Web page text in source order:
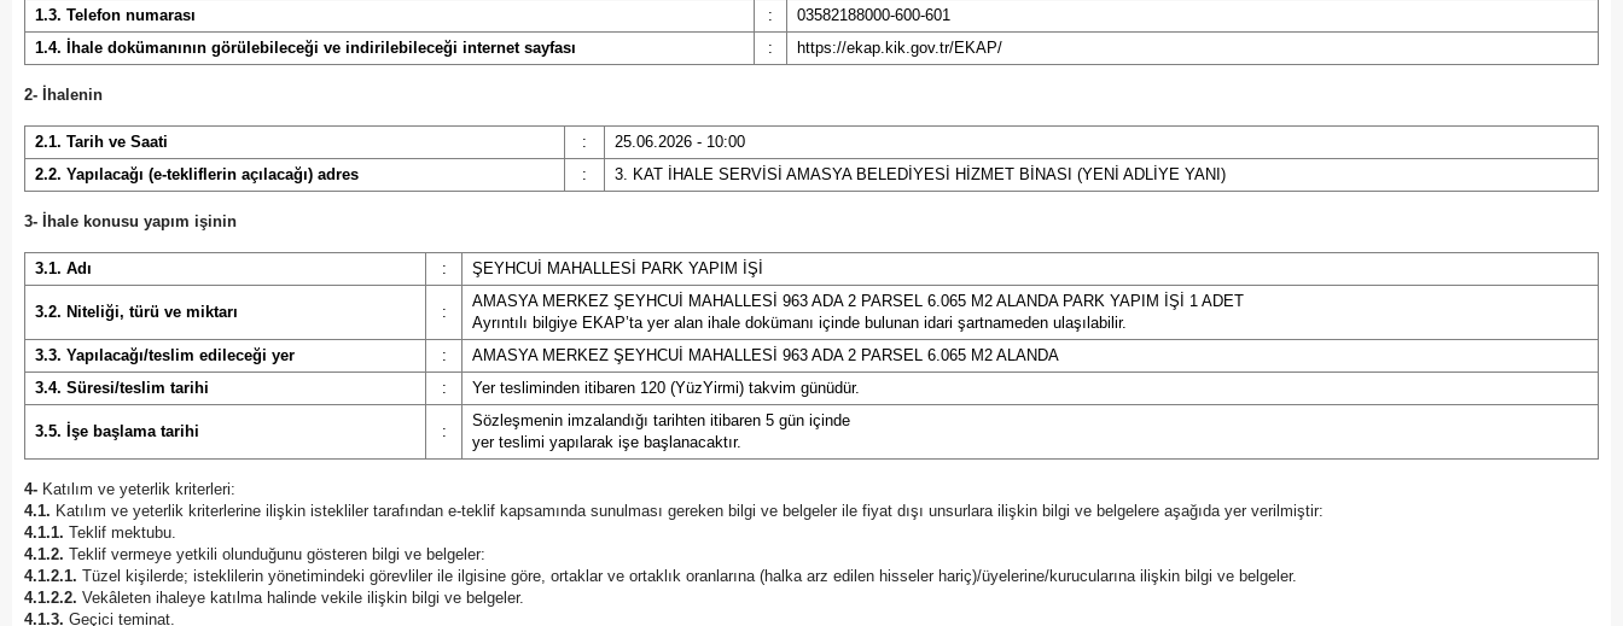
Çanakkale
Çankırı
Elazığ
Erzurum
Eskişehir
Gaziantep
1.3. Telefon numarası
:
03582188000-600-601
1.4. İhale dokümanının görülebileceği ve indirilebileceği internet sayfası
: https://ekap.kik.gov.tr/EKAP/
2- İhalenin
2.1. Tarih ve Saati :
25.06.2026 - 10:00
2.2. Yapılacağı (e-tekliflerin açılacağı) adres
: 3. KAT İHALE SERVİSİ AMASYA BELEDİYESİ HİZMET BİNASI (YENİ ADLİYE YANI)
3- İhale konusu yapım işinin
3.1. Adı : ŞEYHCUİ MAHALLESİ PARK YAPIM İŞİ
3.2. Niteliği, türü ve miktarı :
AMASYA MERKEZ ŞEYHCUİ MAHALLESİ 963 ADA 2 PARSEL 6.065 M2 ALANDA PARK YAPIM İŞİ 1 ADET
Ayrıntılı bilgiye EKAP’ta yer alan ihale dokümanı içinde bulunan idari şartnameden ulaşılabilir.
3.3. Yapılacağı/teslim edileceği yer
:
AMASYA MERKEZ ŞEYHCUİ MAHALLESİ 963 ADA 2 PARSEL 6.065 M2 ALANDA
3.4. Süresi/teslim tarihi
: Yer tesliminden itibaren 120 (YüzYirmi) takvim günüdür.
3.5. İşe başlama tarihi :
Sözleşmenin imzalandığı tarihten itibaren 5 gün içinde
yer teslimi yapılarak işe başlanacaktır.
4- Katılım ve yeterlik kriterleri:
4.1. Katılım ve yeterlik kriterlerine ilişkin istekliler tarafından e-teklif kapsamında sunulması gereken bilgi ve belgeler ile fiyat dışı unsurlara ilişkin bilgi ve belgelere aşağıda yer verilmiştir:
4.1.1. Teklif mektubu.
4.1.2. Teklif vermeye yetkili olunduğunu gösteren bilgi ve belgeler:
4.1.2.1. Tüzel kişilerde; isteklilerin yönetimindeki görevliler ile ilgisine göre, ortaklar ve ortaklık oranlarına (halka arz edilen hisseler hariç)/üyelerine/kurucularına ilişkin bilgi ve belgeler.
4.1.2.2. Vekâleten ihaleye katılma halinde vekile ilişkin bilgi ve belgeler.
4.1.3. Geçici teminat.